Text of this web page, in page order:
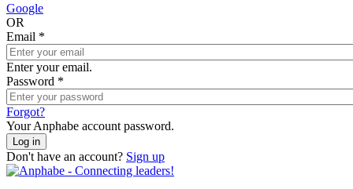
Google
OR
Email *
Enter your email.
Password *
Forgot?
Your Anphabe account password.
Don't have an account? Sign up